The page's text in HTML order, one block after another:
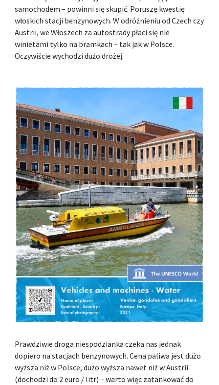
samochodem – powinni się skupić. Poruszę kwestię
włoskich stacji benzynowych. W odróżnieniu od Czech czy
Austrii, we Włoszech za autostrady płaci się nie
winietami tylko na bramkach – tak jak w Polsce.
Oczywiście wychodzi dużo drożej.
Prawdziwie droga niespodzianka czeka nas jednak
dopiero na stacjach benzynowych. Cena paliwa jest dużo
wyższa niż w Polsce, dużo wyższa nawet niż w Austrii
(dochodzi do 2 euro / litr) – warto więc zatankować do